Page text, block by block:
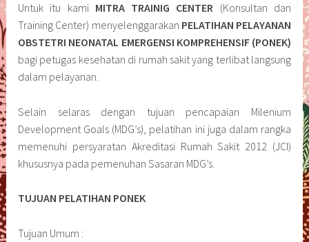
Untuk itu kami MITRA TRAINIG CENTER (Konsultan dan
Training Center) menyelenggarakan PELATIHAN PELAYANAN
OBSTETRI NEONATAL EMERGENSI KOMPREHENSIF (PONEK)
bagi petugas kesehatan di rumah sakit yang terlibat langsung
dalam pelayanan.
Selain selaras dengan tujuan pencapaian Milenium
Development Goals (MDG’s), pelatihan ini juga dalam rangka
memenuhi persyaratan Akreditasi Rumah Sakit 2012 (JCI)
khususnya pada pemenuhan Sasaran MDG’s.
TUJUAN PELATIHAN PONEK
Tujuan Umum :